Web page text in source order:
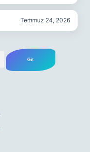
Temmuz 24, 2026